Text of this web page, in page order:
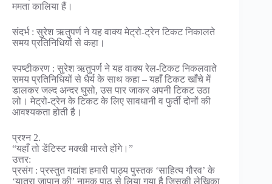
ममता कालिया हैं।
संदर्भ : सुरेश ऋतुपर्ण ने यह वाक्य मेट्रो-ट्रेन टिकट निकालते
समय प्रतिनिधियों से कहा।
स्पष्टीकरण : सुरेश ऋतुपर्ण ने यह वाक्य रेल-टिकट निकलवाते
समय प्रतिनिधियों से धैर्य के साथ कहा – यहाँ टिकट खाँचे में
डालकर जल्द अन्दर घुसो, उस पार जाकर अपनी टिकट उठा
लो। मेट्रो-ट्रेन के टिकट के लिए सावधानी व फुर्ती दोनों की
आवश्यकता होती है।
प्रश्न 2.
“यहाँ तो डेंटिस्ट मक्खी मारते होंगे।”
उत्तर:
प्रसंग : प्रस्तुत गद्यांश हमारी पाठ्य पुस्तक ‘साहित्य गौरव’ के
‘यात्रा जापान की’ नामक पाठ से लिया गया है जिसकी लेखिका